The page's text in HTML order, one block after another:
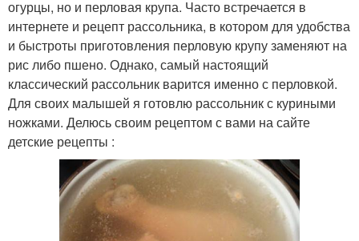
огурцы, но и перловая крупа. Часто встречается в
интернете и рецепт рассольника, в котором для удобства
и быстроты приготовления перловую крупу заменяют на
рис либо пшено. Однако, самый настоящий
классический рассольник варится именно с перловкой.
Для своих малышей я готовлю рассольник с куриными
ножками. Делюсь своим рецептом с вами на сайте
детские рецепты :